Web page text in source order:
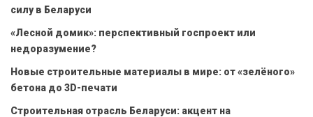
силу в Беларуси
«Лесной домик»: перспективный госпроект или
недоразумение?
Новые строительные материалы в мире: от «зелёного»
бетона до 3D-печати
Строительная отрасль Беларуси: акцент на